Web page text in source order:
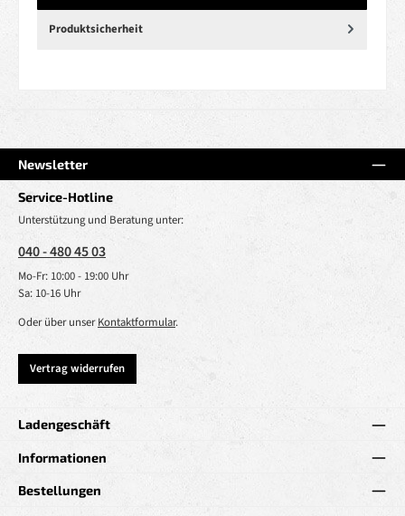
Produktsicherheit
Newsletter
Service-Hotline
Unterstützung und Beratung unter:
040 - 480 45 03
Mo-Fr: 10:00 - 19:00 Uhr
Sa: 10-16 Uhr
Oder über unserKontaktformular.
Vertrag widerrufen
Ladengeschäft
Informationen
Bestellungen